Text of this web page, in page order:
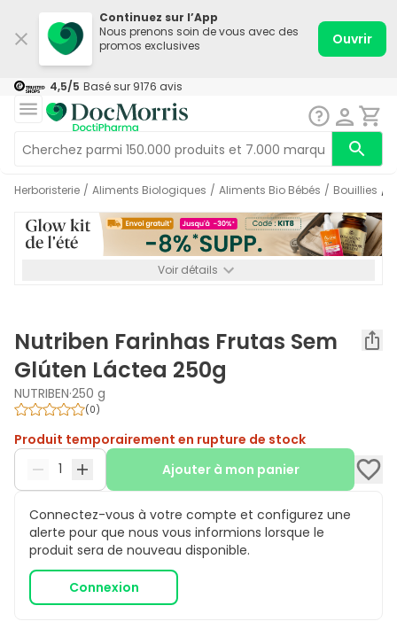
Continuez sur l’App
Nous prenons soin de vous avec des
promos exclusives
Ouvrir
4,5/5 Basé sur 9176 avis
Herboristerie / Aliments Biologiques / Aliments Bio Bébés / Bouillies /
Voir détails
Nutriben Farinhas Frutas Sem
Glúten Láctea 250g
NUTRIBEN·250 g
(0)
Produit temporairement en rupture de stock
Ajouter à mon panier
Connectez-vous à votre compte et configurez une
alerte pour que nous vous informions lorsque le
produit sera de nouveau disponible.
Connexion